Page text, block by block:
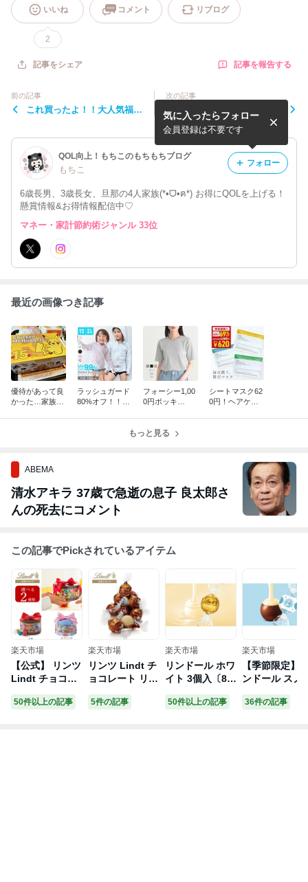
いいね
2
コメント リブログ
記事をシェア 記事を報告する
前の記事
これ買ったよ！！大人気福袋
次の記事
骨取りサバや絶品餃子半額！
100%還元のチャンスも！
QOL向上！もちこのもちもちブログ
もちこ
6歳長男、3歳長女、旦那の4人家族(*•ᗜ•ฅ*) お得にQOLを上げる！
懸賞情報&お得情報配信中♡
気に入ったらフォロー
会員登録は不要です
フォロー
マネー・家計節約術ジャンル 33位
最近の画像つき記事
優待があって良
かった…家族み
ラッシュガード
80%オフ！！日
フォーシー1,00
0円ポッキ
シートマスク62
0円！ヘアケア
もっと見る
ABEMA
清水アキラ 37歳で急逝の息子 良太郎さ
んの死去にコメント
この記事でPickされているアイテム
楽天市場
【公式】 リンツ
Lindt チョコレ
ギフトボックス
50件以上の記事
楽天市場
リンツ Lindt チ
ョコレート リン
ードゥードゥル
5件の記事
楽天市場
リンドール ホワ
イト 3個入〔8個
ドール3個入」
50件以上の記事
楽天市場
【季節限定】
ンドール スノ
36件の記事